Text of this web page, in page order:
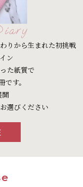
りから生まれた初挑戦
ン
た紙質で
す。
開
選びください